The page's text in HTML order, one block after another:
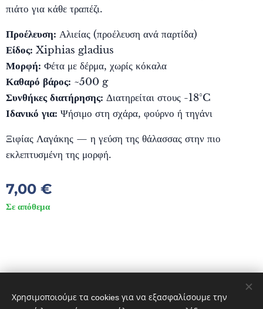
πιάτο για κάθε τραπέζι.
Προέλευση: Αλιείας (προέλευση ανά παρτίδα)
Είδος: Xiphias gladius
Μορφή: Φέτα με δέρμα, χωρίς κόκαλα
Καθαρό βάρος: ~500 g
Συνθήκες διατήρησης: Διατηρείται στους -18°C
Ιδανικό για: Ψήσιμο στη σχάρα, φούρνο ή τηγάνι
Ξιφίας Λαγάκης — η γεύση της θάλασσας στην πιο
εκλεπτυσμένη της μορφή.
7,00 €
Σε απόθεμα
Χρησιμοποιούμε τα cookies για να εξασφαλίσουμε την